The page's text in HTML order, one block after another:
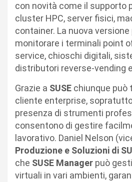
con novità come il supporto
cluster HPC, server fisici,
container. La nuova
monitorare i terminali point
service, chioschi digitali,
distributori reverse-vending
Grazie a SUSE chiunque può
cliente enterprise,
presenza di strumenti
consentono di gestire
lavorativo. Daniel Nelson
Produzione e Soluzioni di
che SUSE Manager può
virtuali in vari ambienti,